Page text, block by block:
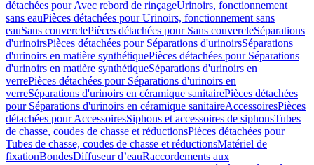
détachées pour Avec rebord de rinçageUrinoirs, fonctionnement
sans eauPièces détachées pour Urinoirs, fonctionnement sans
eauSans couverclePièces détachées pour Sans couvercleSéparations
d'urinoirsPièces détachées pour Séparations d'urinoirsSéparations
d'urinoirs en matière synthétiquePièces détachées pour Séparations
d'urinoirs en matière synthétiqueSéparations d'urinoirs en
verrePièces détachées pour Séparations d'urinoirs en
verreSéparations d'urinoirs en céramique sanitairePièces détachées
pour Séparations d'urinoirs en céramique sanitaireAccessoiresPièces
détachées pour AccessoiresSiphons et accessoires de siphonsTubes
de chasse, coudes de chasse et réductionsPièces détachées pour
Tubes de chasse, coudes de chasse et réductionsMatériel de
fixationBondesDiffuseur d’eauRaccordements aux